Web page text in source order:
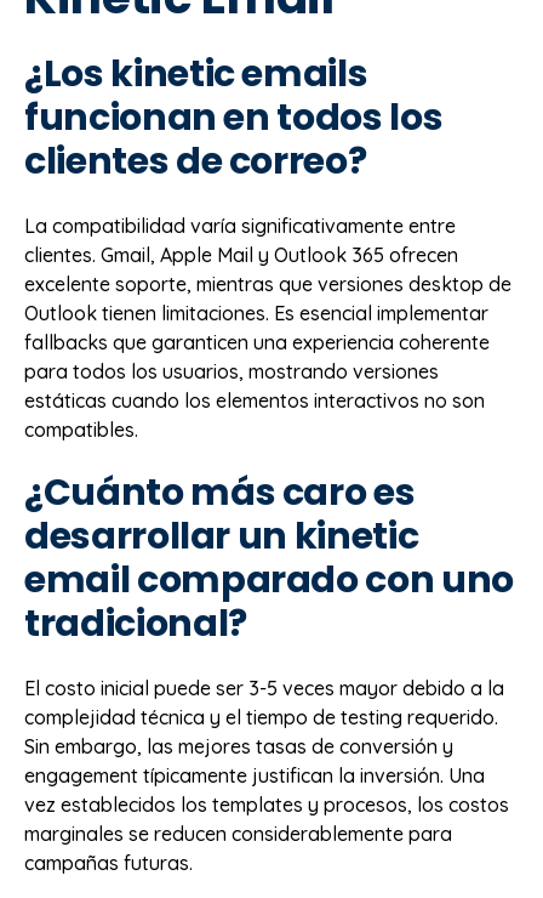
¿Los kinetic emails
funcionan en todos los
clientes de correo?
La compatibilidad varía significativamente entre
clientes. Gmail, Apple Mail y Outlook 365 ofrecen
excelente soporte, mientras que versiones desktop de
Outlook tienen limitaciones. Es esencial implementar
fallbacks que garanticen una experiencia coherente
para todos los usuarios, mostrando versiones
estáticas cuando los elementos interactivos no son
compatibles.
¿Cuánto más caro es
desarrollar un kinetic
email comparado con uno
tradicional?
El costo inicial puede ser 3-5 veces mayor debido a la
complejidad técnica y el tiempo de testing requerido.
Sin embargo, las mejores tasas de conversión y
engagement típicamente justifican la inversión. Una
vez establecidos los templates y procesos, los costos
marginales se reducen considerablemente para
campañas futuras.